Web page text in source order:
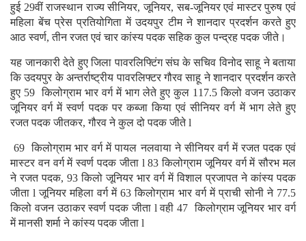
हुई 29वीं राजस्थान राज्य सीनियर, जूनियर, सब-जूनियर एवं मास्टर पुरुष एवं
महिला बेंच प्रेस प्रतियोगिता में उदयपुर टीम ने शानदार प्रदर्शन करते हुए
आठ स्वर्ण, तीन रजत एवं चार कांस्य पदक सहिक कुल पन्द्रह पदक जीते।
यह जानकारी देते हुए जिला पावरलिफ्टिंग संघ के सचिव विनोद साहू ने बताया
कि उदयपुर के अन्तर्राष्ट्रीय पावरलिफ्टर गौरव साहू ने शानदार प्रदर्शन करते
हुए 59 किलोग्राम भार वर्ग में भाग लेते हुए कुल 117.5 किलो वजन उठाकर
जूनियर वर्ग में स्वर्ण पदक पर कब्जा किया एवं सीनियर वर्ग में भाग लेते हुए
रजत पदक जीतकर, गौरव ने कुल दो पदक जीते l
69 किलोग्राम भार वर्ग में पायल नलवाया ने सीनियर वर्ग में रजत पदक एवं
मास्टर वन वर्ग में स्वर्ण पदक जीता l 83 किलोग्राम जूनियर वर्ग में सौरभ मल
ने रजत पदक, 93 किलो जूनियर भार वर्ग में विशाल प्रजापत ने कांस्य पदक
जीता l जूनियर महिला वर्ग में 63 किलोग्राम भार वर्ग में प्राची सोनी ने 77.5
किलो वजन उठाकर स्वर्ण पदक जीता l वही 47 किलोग्राम जूनियर भार वर्ग
में मानसी शर्मा ने कांस्य पदक जीता l